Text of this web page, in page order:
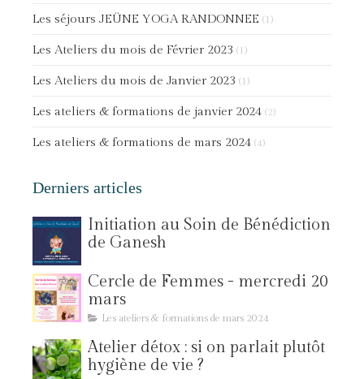
Les séjours JEÜNE YOGA RANDONNEE (1)
Les Ateliers du mois de Février 2023 (1)
Les Ateliers du mois de Janvier 2023 (1)
Les ateliers & formations de janvier 2024 (2)
Les ateliers & formations de mars 2024 (4)
Derniers articles
Initiation au Soin de Bénédiction
de Ganesh
Cercle de Femmes - mercredi 20
mars
Les ateliers & formations de mars 2024
Atelier détox : si on parlait plutôt
hygiène de vie ?